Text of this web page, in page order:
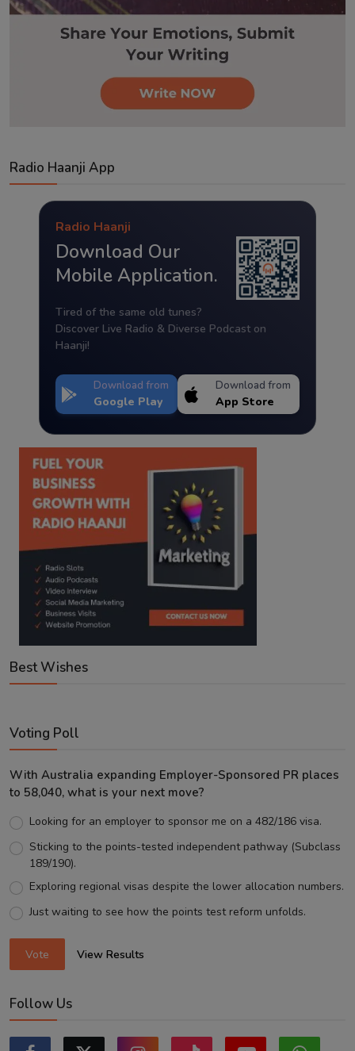
Radio Haanji App
Radio Haanji
Download Our
Mobile Application.
Tired of the same old tunes?
Discover Live Radio & Diverse Podcast on
Haanji!
Download from
Google Play
Download from
App Store
Best Wishes
Voting Poll
With Australia expanding Employer-Sponsored PR places
to 58,040, what is your next move?
Looking for an employer to sponsor me on a 482/186 visa.
Sticking to the points-tested independent pathway (Subclass
189/190).
Exploring regional visas despite the lower allocation numbers.
Just waiting to see how the points test reform unfolds.
Vote View Results
Follow Us